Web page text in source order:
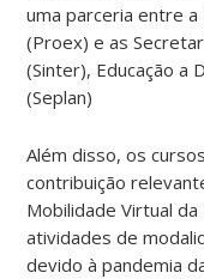
uma parceria entre
(Proex) e as
(Sinter), Educação a
(Seplan)
Além disso, os
contribuição
Mobilidade Virtual da
atividades de
devido à pandemia